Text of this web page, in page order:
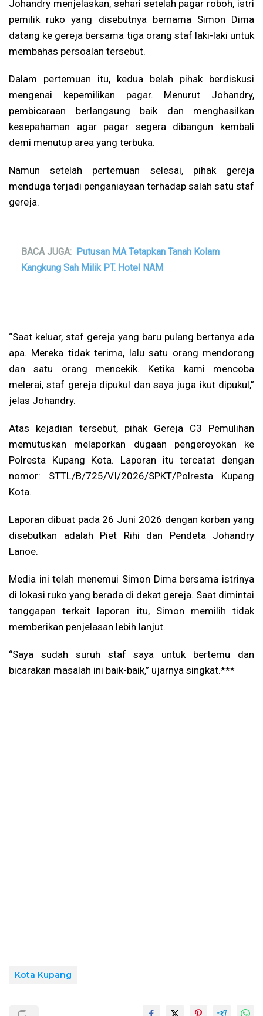
Johandry menjelaskan, sehari setelah pagar roboh, istri
pemilik ruko yang disebutnya bernama Simon Dima
datang ke gereja bersama tiga orang staf laki-laki untuk
membahas persoalan tersebut.
Dalam pertemuan itu, kedua belah pihak berdiskusi
mengenai kepemilikan pagar. Menurut Johandry,
pembicaraan berlangsung baik dan menghasilkan
kesepahaman agar pagar segera dibangun kembali
demi menutup area yang terbuka.
Namun setelah pertemuan selesai, pihak gereja
menduga terjadi penganiayaan terhadap salah satu staf
gereja.
BACA JUGA: Putusan MA Tetapkan Tanah Kolam
Kangkung Sah Milik PT. Hotel NAM
“Saat keluar, staf gereja yang baru pulang bertanya ada
apa. Mereka tidak terima, lalu satu orang mendorong
dan satu orang mencekik. Ketika kami mencoba
melerai, staf gereja dipukul dan saya juga ikut dipukul,”
jelas Johandry.
Atas kejadian tersebut, pihak Gereja C3 Pemulihan
memutuskan melaporkan dugaan pengeroyokan ke
Polresta Kupang Kota. Laporan itu tercatat dengan
nomor: STTL/B/725/VI/2026/SPKT/Polresta Kupang
Kota.
Laporan dibuat pada 26 Juni 2026 dengan korban yang
disebutkan adalah Piet Rihi dan Pendeta Johandry
Lanoe.
Media ini telah menemui Simon Dima bersama istrinya
di lokasi ruko yang berada di dekat gereja. Saat dimintai
tanggapan terkait laporan itu, Simon memilih tidak
memberikan penjelasan lebih lanjut.
“Saya sudah suruh staf saya untuk bertemu dan
bicarakan masalah ini baik-baik,” ujarnya singkat.***
Kota Kupang